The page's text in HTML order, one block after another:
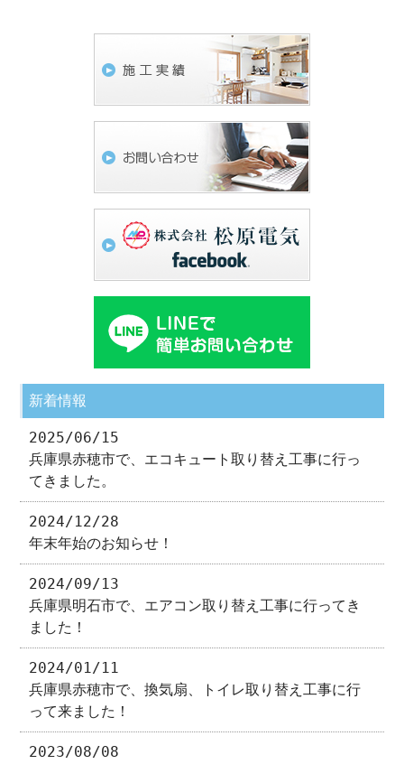
新着情報
2025/06/15
兵庫県赤穂市で、エコキュート取り替え工事に行っ
てきました。
2024/12/28
年末年始のお知らせ！
2024/09/13
兵庫県明石市で、エアコン取り替え工事に行ってき
ました！
2024/01/11
兵庫県赤穂市で、換気扇、トイレ取り替え工事に行
って来ました！
2023/08/08